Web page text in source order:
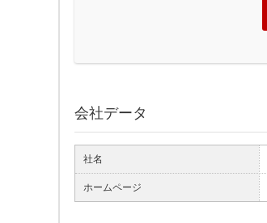
会社データ
社名
ホームページ